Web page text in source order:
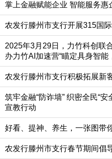
掌上金融赋能企业 智能服务惠
农发行滕州市支行开展315国
2025年3月29日，力竹科创联
办力竹AI加速营“瞄定具身智
召开！
农发行滕州市支行积极拓展新
筑牢金融“防诈墙” 织密全民“
宣教行动
好看、提神、养生，一张图带
农发行滕州市支行春节期间倡